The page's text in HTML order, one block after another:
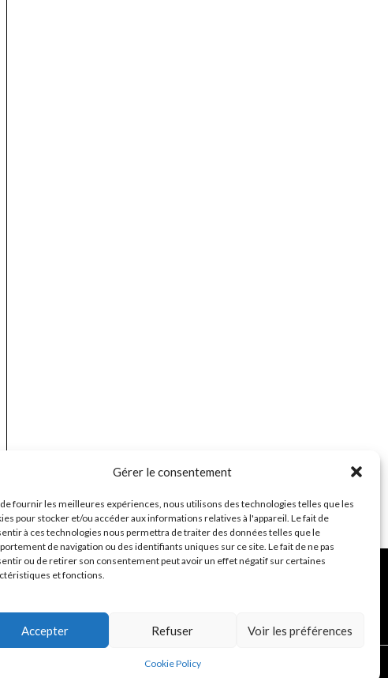
Gérer le consentement
fournir les meilleures expériences, nous utilisons des technologies telles que les
pour stocker et/ou accéder aux informations relatives à l'appareil. Le fait de
à ces technologies nous permettra de traiter des données telles que le
de navigation ou des identifiants uniques sur ce site. Le fait de ne pas
ou de retirer son consentement peut avoir un effet négatif sur certaines
et fonctions.
Accepter Refuser Voir les préférences
Cookie Policy